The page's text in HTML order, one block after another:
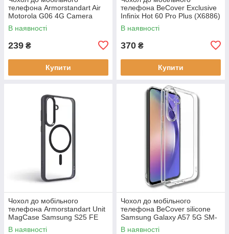
телефона Armorstandart Air
Motorola G06 4G Camera
cover Clear (ARM89057)
В наявності
239 ₴
Купити
телефона BeCover Exclusive
Infinix Hot 60 Pro Plus (X6886)
Deep Blue (714717)
В наявності
370 ₴
Купити
Чохол до мобільного
телефона Armorstandart Unit
MagCase Samsung S25 FE
5G Black (ARM89156)
В наявності
Чохол до мобільного
телефона BeCover silicone
Samsung Galaxy A57 5G SM-
A576 Transparent (714858)
В наявності